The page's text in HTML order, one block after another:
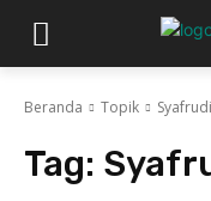
Beranda Topik
Tag: